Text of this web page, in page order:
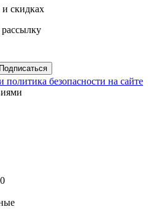
скидках
Подписаться
политика безопасности на сайте